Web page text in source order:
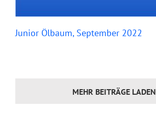
Junior Ölbaum, September 2022
MEHR BEITRÄGE LADEN